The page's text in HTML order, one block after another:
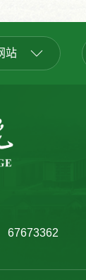
站
67673362